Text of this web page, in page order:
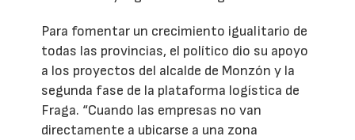
Para fomentar un crecimiento igualitario de
todas las provincias, el político dio su apoyo
a los proyectos del alcalde de Monzón y la
segunda fase de la plataforma logística de
Fraga. “Cuando las empresas no van
directamente a ubicarse a una zona